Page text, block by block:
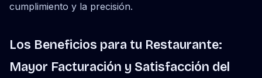
cumplimiento y la precisión.
Los Beneficios para tu Restaurante:
Mayor Facturación y Satisfacción del